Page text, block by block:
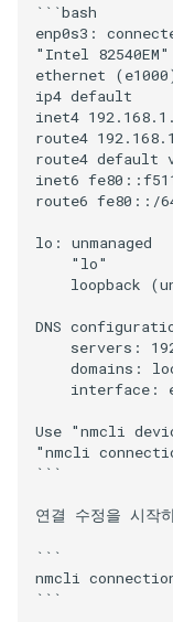
```bash
enp0s3:
"Intel 82540EM"
ethernet
ip4 default
inet4
route4
route4 default
inet6
route6 fe80::/
lo: unmanaged
    "lo"
loopback
DNS
servers:
domains:
interface:
Use "nmcli
"nmcli
```
연결 수정을 시작
```
nmcli
```